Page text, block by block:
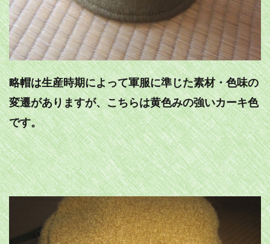
略帽は生産時期によって軍服に準じた素材・色味の
変遷がありますが、こちらは黄色みの強いカーキ色
です。